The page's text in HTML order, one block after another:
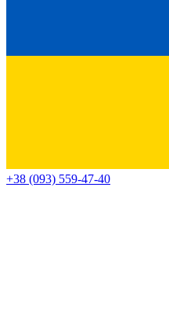
+38 (093) 559-47-40